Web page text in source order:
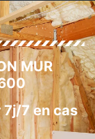
MUR
7 en cas